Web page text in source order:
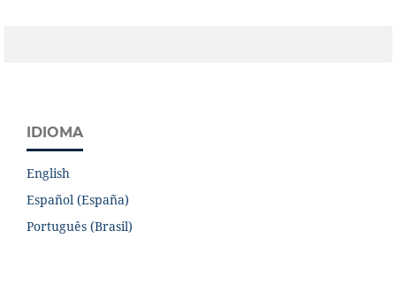
IDIOMA
English
Español (España)
Português (Brasil)